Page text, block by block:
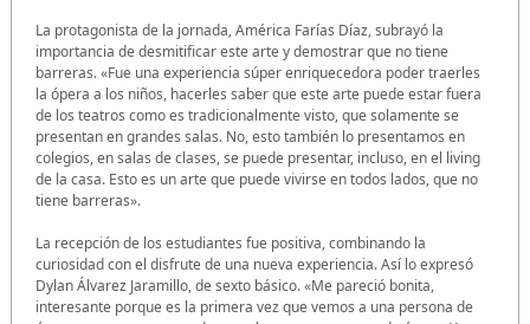
La protagonista de la jornada, América Farías Díaz, subrayó la
importancia de desmitificar este arte y demostrar que no tiene
barreras. «Fue una experiencia súper enriquecedora poder traerles
la ópera a los niños, hacerles saber que este arte puede estar fuera
de los teatros como es tradicionalmente visto, que solamente se
presentan en grandes salas. No, esto también lo presentamos en
colegios, en salas de clases, se puede presentar, incluso, en el living
de la casa. Esto es un arte que puede vivirse en todos lados, que no
tiene barreras».
La recepción de los estudiantes fue positiva, combinando la
curiosidad con el disfrute de una nueva experiencia. Así lo expresó
Dylan Álvarez Jaramillo, de sexto básico. «Me pareció bonita,
interesante porque es la primera vez que vemos a una persona de